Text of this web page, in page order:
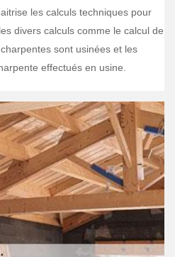
les calculs techniques pour
divers calculs comme le calcul de
sont usinées et les
effectués en usine.